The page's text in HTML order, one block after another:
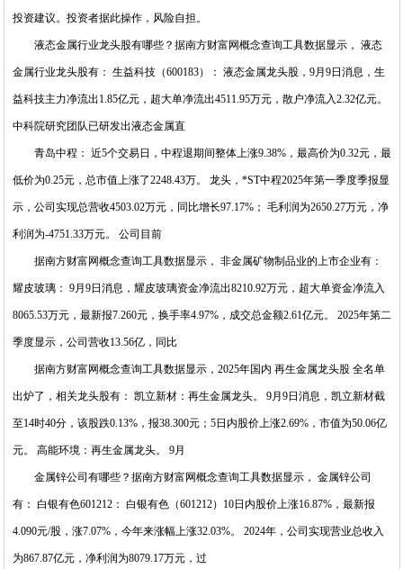
投资建议。投资者据此操作，风险自担。
液态金属行业龙头股有哪些？据南方财富网概念查询工具数据显示， 液态
金属行业龙头股有： 生益科技（600183）： 液态金属龙头股，9月9日消息，生
益科技主力净流出1.85亿元，超大单净流出4511.95万元，散户净流入2.32亿元。
中科院研究团队已研发出液态金属直
青岛中程： 近5个交易日，中程退期间整体上涨9.38%，最高价为0.32元，最
低价为0.25元，总市值上涨了2248.43万。 龙头，*ST中程2025年第一季度季报显
示，公司实现总营收4503.02万元，同比增长97.17%； 毛利润为2650.27万元，净
利润为-4751.33万元。 公司目前
据南方财富网概念查询工具数据显示， 非金属矿物制品业的上市企业有：
耀皮玻璃： 9月9日消息，耀皮玻璃资金净流出8210.92万元，超大单资金净流入
8065.53万元，最新报7.260元，换手率4.97%，成交总金额2.61亿元。 2025年第二
季度显示，公司营收13.56亿，同比
据南方财富网概念查询工具数据显示，2025年国内 再生金属龙头股 全名单
出炉了，相关龙头股有： 凯立新材：再生金属龙头。 9月9日消息，凯立新材截
至14时40分，该股跌0.13%，报38.300元；5日内股价上涨2.69%，市值为50.06亿
元。 高能环境：再生金属龙头。 9月
金属锌公司有哪些？据南方财富网概念查询工具数据显示， 金属锌公司
有： 白银有色601212： 白银有色（601212）10日内股价上涨16.87%，最新报
4.090元/股，涨7.07%，今年来涨幅上涨32.03%。 2024年，公司实现营业总收入
为867.87亿元，净利润为8079.17万元，过